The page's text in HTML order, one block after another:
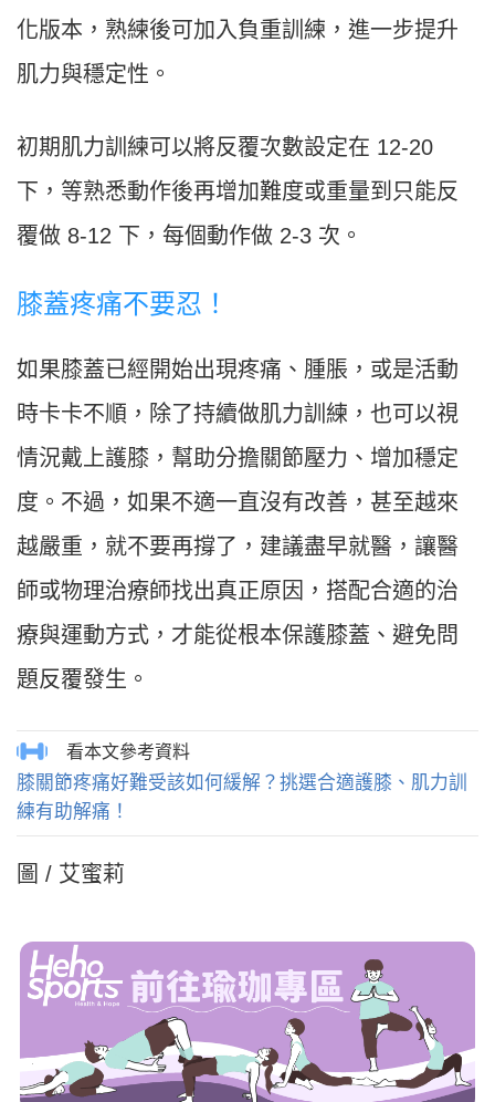
化版本，熟練後可加入負重訓練，進一步提升
肌力與穩定性。
初期肌力訓練可以將反覆次數設定在 12-20
下，等熟悉動作後再增加難度或重量到只能反
覆做 8-12 下，每個動作做 2-3 次。
膝蓋疼痛不要忍！
如果膝蓋已經開始出現疼痛、腫脹，或是活動
時卡卡不順，除了持續做肌力訓練，也可以視
情況戴上護膝，幫助分擔關節壓力、增加穩定
度。不過，如果不適一直沒有改善，甚至越來
越嚴重，就不要再撐了，建議盡早就醫，讓醫
師或物理治療師找出真正原因，搭配合適的治
療與運動方式，才能從根本保護膝蓋、避免問
題反覆發生。
膝關節疼痛好難受該如何緩解？挑選合適護膝、肌力訓
練有助解痛！
圖 / 艾蜜莉